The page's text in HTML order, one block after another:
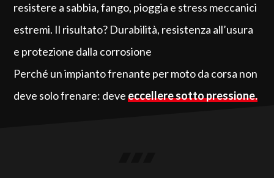
resistere a sabbia, fango, pioggia e stress meccanici
estremi. Il risultato? Durabilità, resistenza all’usura
e protezione dalla corrosione
Perché un impianto frenante per moto da corsa non
deve solo frenare: deveeccellere sotto pressione.